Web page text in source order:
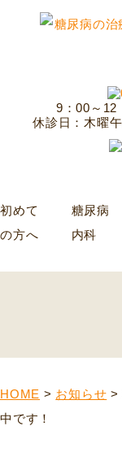
9：00～12
休診日：木曜
初めて
の方へ
糖尿病
内科
HOME > お知らせ >
中です！